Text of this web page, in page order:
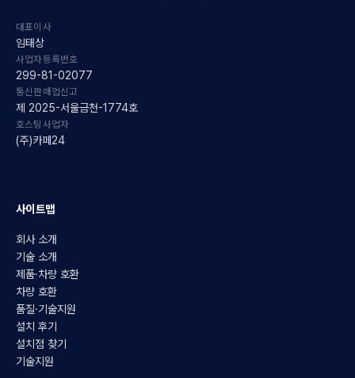
대표이사
임태상
사업자등록번호
299-81-02077
통신판매업신고
제 2025-서울금천-1774호
호스팅사업자
(주)카페24
사이트맵
회사 소개
기술 소개
제품·차량 호환
차량 호환
품질·기술지원
설치 후기
설치점 찾기
기술지원